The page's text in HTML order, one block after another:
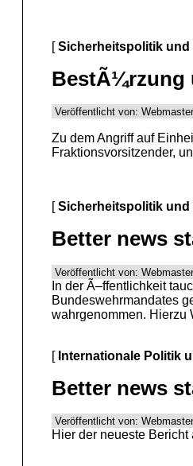
[Sicherheitspolitik und
BestÃ¼rzung
Veröffentlicht von:
Zu dem Angriff auf
Fraktionsvorsitzender,
[Sicherheitspolitik und
Better news
Veröffentlicht von:
In der Ã–ffentlichkeit
Bundeswehrmandates
wahrgenommen. Hierzu
[ Internationale Politik
Better news
Veröffentlicht von:
Hier der neueste Bericht